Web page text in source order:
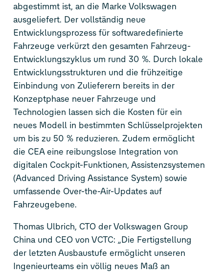
abgestimmt ist, an die Marke Volkswagen
ausgeliefert. Der vollständig neue
Entwicklungsprozess für softwaredefinierte
Fahrzeuge verkürzt den gesamten Fahrzeug-
Entwicklungszyklus um rund 30 %. Durch lokale
Entwicklungsstrukturen und die frühzeitige
Einbindung von Zulieferern bereits in der
Konzeptphase neuer Fahrzeuge und
Technologien lassen sich die Kosten für ein
neues Modell in bestimmten Schlüsselprojekten
um bis zu 50 % reduzieren. Zudem ermöglicht
die CEA eine reibungslose Integration von
digitalen Cockpit-Funktionen, Assistenzsystemen
(Advanced Driving Assistance System) sowie
umfassende Over-the-Air-Updates auf
Fahrzeugebene.
Thomas Ulbrich, CTO der Volkswagen Group
China und CEO von VCTC: „Die Fertigstellung
der letzten Ausbaustufe ermöglicht unseren
Ingenieurteams ein völlig neues Maß an